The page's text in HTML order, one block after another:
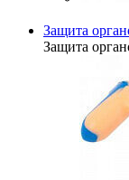
Защита
Защита